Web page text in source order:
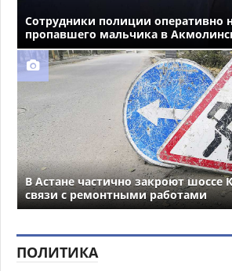
Сотрудники полиции оперативно
пропавшего мальчика в
В Астане частично закроют шоссе
связи с ремонтными работами
ПОЛИТИКА